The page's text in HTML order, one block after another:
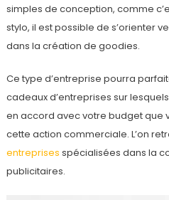
simples de conception, comme
stylo, il est possible de s’orienter
dans la création de goodies.
Ce type d’entreprise pourra
cadeaux d’entreprises sur
en accord avec votre budget que
cette action commerciale. L’on
entreprises spécialisées dans la
publicitaires.